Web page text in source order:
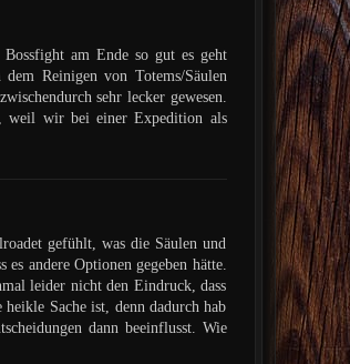
am Ende so gut es geht
Reinigen von Totems/Säulen
sehr lecker gewesen.
weil wir bei einer Expedition als
gefühlt, was die Säulen und
andere Optionen gegeben hätte.
leider nicht den Eindruck, dass
Sache ist, denn dadurch hab
dann beeinflusst. Wie